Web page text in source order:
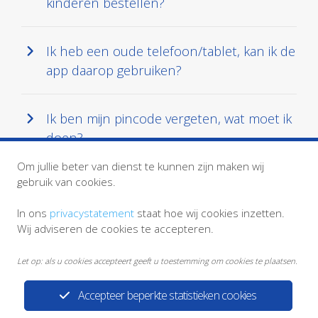
Ik heb een oude telefoon/tablet, kan ik de
app daarop gebruiken?
Ik ben mijn pincode vergeten, wat moet ik
doen?
Privacystatement Disclaimer
Accepteer beperkte statistieken cookies
Om jullie beter van dienst te kunnen zijn maken wij
gebruik van cookies.
In ons privacystatement staat hoe wij cookies inzetten.
Wij adviseren de cookies te accepteren.
Let op: als u cookies accepteert geeft u toestemming om cookies te plaatsen.